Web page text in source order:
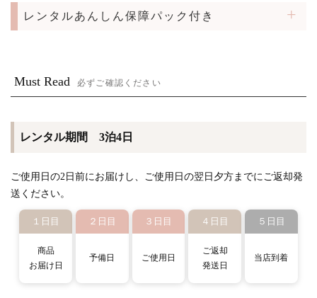
レンタルあんしん保障パック付き
Must Read 必ずご確認ください
レンタル期間 3泊4日
ご使用日の2日前にお届けし、ご使用日の翌日夕方までにご返却発
送ください。
１日目
商品
お届け日
２日目
予備日
３日目
ご使用日
４日目
ご返却
発送日
５日目
当店到着